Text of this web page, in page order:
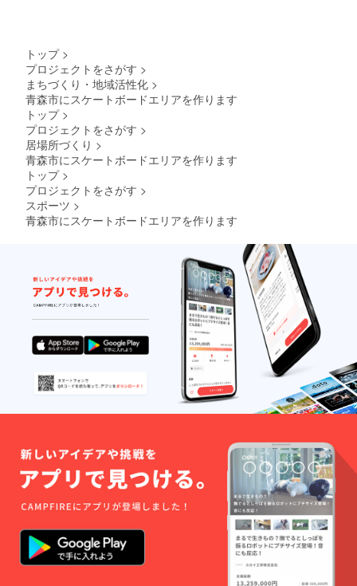
トップ >
プロジェクトをさがす >
まちづくり・地域活性化 >
青森市にスケートボードエリアを作ります
トップ >
プロジェクトをさがす >
居場所づくり >
青森市にスケートボードエリアを作ります
トップ >
プロジェクトをさがす >
スポーツ >
青森市にスケートボードエリアを作ります